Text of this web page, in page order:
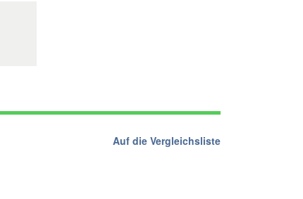
Auf die Vergleichsliste